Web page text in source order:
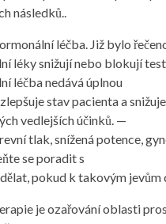
následků..
léčba. Již bylo
léky snižují nebo blokují
léčba nedává úplnou
zlepšuje stav pacienta a
vedlejších účinků. —
tlak, snížená potence,
se poradit s
pokud k takovým jevům
je ozařování oblasti